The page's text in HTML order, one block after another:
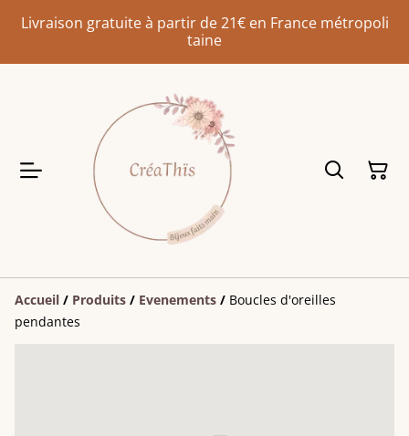
Livraison gratuite à partir de 21€ en France métropoli
taine
Accueil / Produits / Evenements / Boucles d'oreilles
pendantes